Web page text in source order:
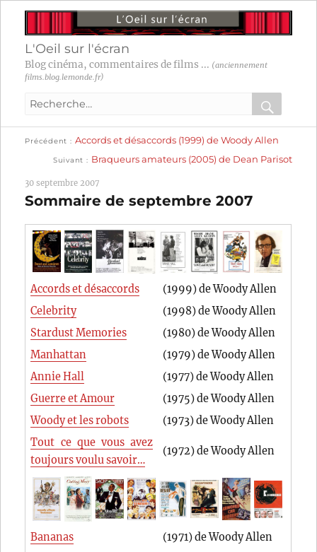
L'Oeil sur l'écran
Blog cinéma, commentaires de films ... (anciennement
films.blog.lemonde.fr)
Recherche
:
OK
Navigation
l’article
Précédent
précédente :
Accords et désaccords (1999) de Woody Allen
Suivant
suivante :
Braqueurs amateurs (2005) de Dean Parisot
30 septembre 2007
Sommaire de septembre 2007
Accords et désaccords
(1999) de Woody Allen
Celebrity
(1998) de Woody Allen
Stardust Memories
(1980) de Woody Allen
Manhattan
(1979) de Woody Allen
Annie Hall
(1977) de Woody Allen
Guerre et Amour
(1975) de Woody Allen
Woody et les robots
(1973) de Woody Allen
Tout ce que vous avez
toujours voulu savoir…
(1972) de Woody Allen
Bananas (1971) de Woody Allen